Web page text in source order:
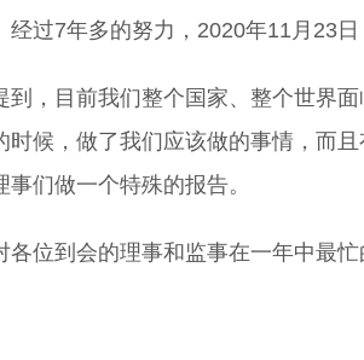
经过7年多的努力，2020年11月23
到，目前我们整个国家、整个世界
时候，做了我们应该做的事情，而
们做一个特殊的报告。
各位到会的理事和监事在一年中最